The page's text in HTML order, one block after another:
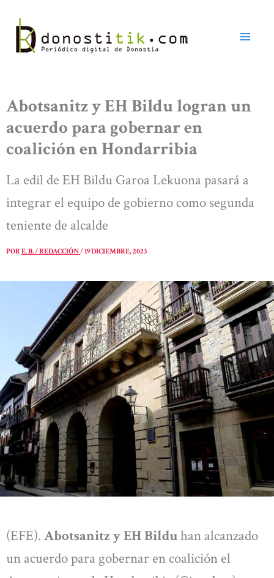
contenido
Abotsanitz y EH Bildu logran un
acuerdo para gobernar en
coalición en Hondarribia
La edil de EH Bildu Garoa Lekuona pasará a
integrar el equipo de gobierno como segunda
teniente de alcalde
PORE. B. / REDACCIÓN/19 DICIEMBRE, 2023
(EFE). Abotsanitz y EH Bilduhan alcanzado
un acuerdo para gobernar en coalición el